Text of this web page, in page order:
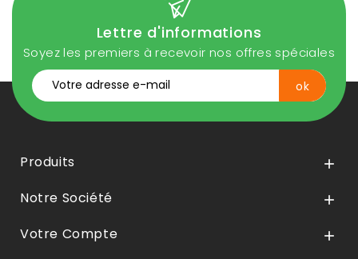
Lettre d'informations
Soyez les premiers à recevoir nos offres spéciales
Produits 
Notre Société 
Votre Compte 